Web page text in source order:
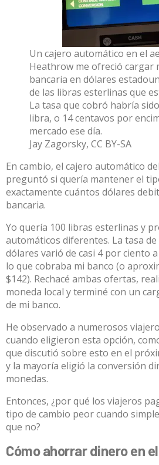
Un cajero automático en el
Heathrow me ofreció cargar
bancaria en dólares
de las libras esterlinas que
La tasa que cobró habría
libra, o 14 centavos por
mercado ese día.
Jay Zagorsky, CC BY-SA
En cambio, el cajero automático
preguntó si quería mantener el
exactamente cuántos dólares
bancaria.
Yo quería 100 libras esterlinas y
automáticos diferentes. La tasa
dólares varió de casi 4 por ciento
lo que cobraba mi banco (o
$142). Rechacé ambas ofertas,
moneda local y terminé con un
de mi banco.
He observado a numerosos
cuando eligieron esta opción,
que discutió sobre esto en el
y la mayoría eligió la conversión
monedas.
Entonces, ¿por qué los viajeros
tipo de cambio peor cuando
que no?
Cómo ahorrar dinero en